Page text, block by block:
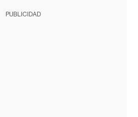
PUBLICIDAD